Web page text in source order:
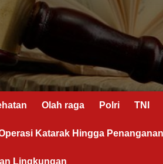
Olah raga Polri TNI
Katarak Hingga
Lingkungan